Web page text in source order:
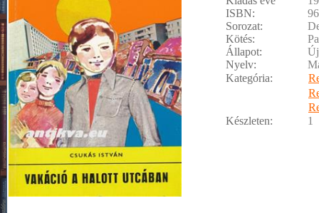
ISBN:
Sorozat:
Kötés:
Állapot:
Nyelv:
Kategória:
Készleten:
1